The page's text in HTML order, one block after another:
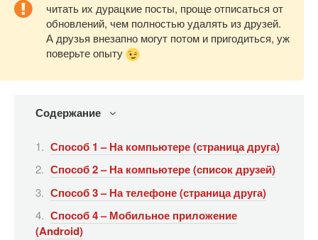
читать их дурацкие посты, проще отписаться от
обновлений, чем полностью удалять из друзей.
А друзья внезапно могут потом и пригодиться, уж
поверьте опыту
Содержание
Способ 1 – На компьютере (страница друга)
Способ 2 – На компьютере (список друзей)
Способ 3 – На телефоне (страница друга)
Способ 4 – Мобильное приложение
(Android)